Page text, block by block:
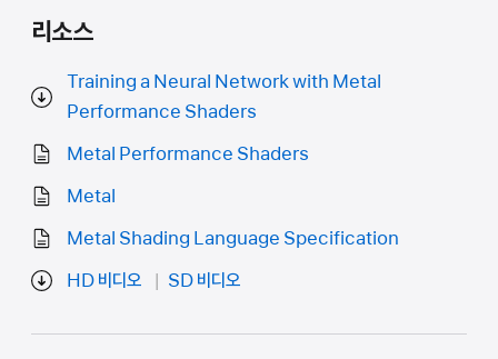
리소스
Training a Neural Network with Metal
Performance Shaders
Metal Performance Shaders
Metal
Metal Shading Language Specification
HD 비디오
SD 비디오